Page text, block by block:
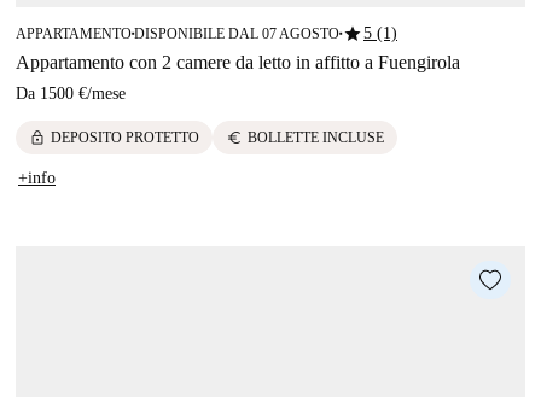
APPARTAMENTO■DISPONIBILE DAL 07 AGOSTO■star5 (1)
Appartamento con 2 camere da letto in affitto a Fuengirola
Da 1500 €/mese
lock DEPOSITO PROTETTO euro BOLLETTE INCLUSE
+info